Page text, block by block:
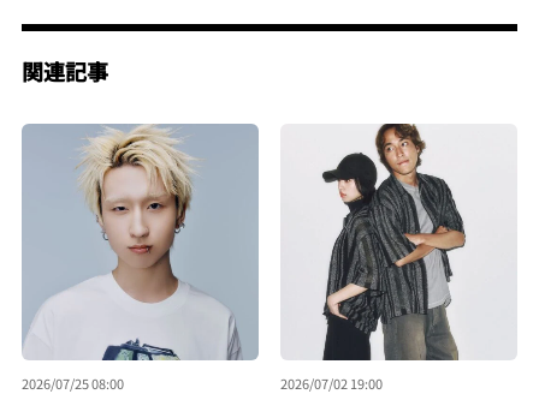
関連記事
2026/07/25 08:00 2026/07/02 19:00